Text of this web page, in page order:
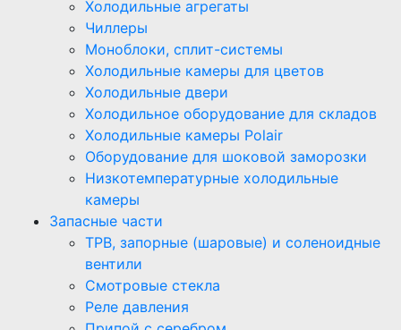
Холодильные агрегаты
Чиллеры
Моноблоки, сплит-системы
Холодильные камеры для цветов
Холодильные двери
Холодильное оборудование для складов
Холодильные камеры Polair
Оборудование для шоковой заморозки
Низкотемпературные холодильные
камеры
Запасные части
ТРВ, запорные (шаровые) и соленоидные
вентили
Смотровые стекла
Реле давления